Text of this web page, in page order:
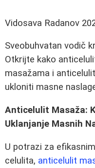
Vidosava Radanov
Sveobuhvatan vodič
Otkrijte kako
masažama i
ukloniti masne
Anticelulit Masaža:
Uklanjanje Masnih
U potrazi za
celulita, anticelulit